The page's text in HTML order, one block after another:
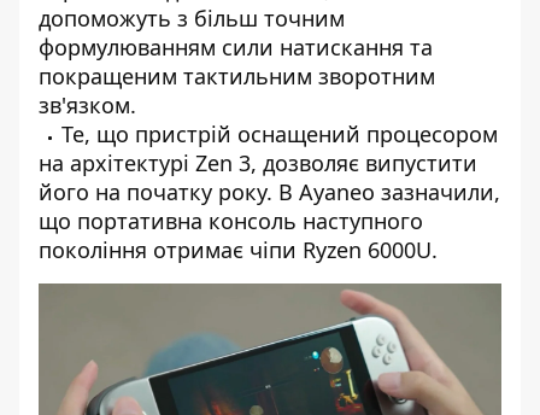
допоможуть з більш точним
формулюванням сили натискання та
покращеним тактильним зворотним
зв'язком.
Те, що пристрій оснащений процесором
на архітектурі Zen 3, дозволяє випустити
його на початку року. В Ayaneo зазначили,
що портативна консоль наступного
покоління отримає чіпи Ryzen 6000U.